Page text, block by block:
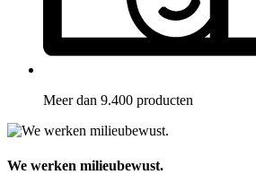
Meer dan 9.400 producten
We werken milieubewust.